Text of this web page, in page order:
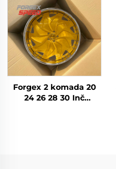
Putnički automobil
Forgex 2 komada 20
24 26 28 30 Inč